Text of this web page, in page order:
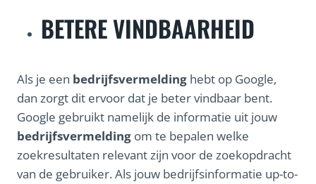
BETERE VINDBAARHEID
Als je een bedrijfsvermelding hebt op Google,
dan zorgt dit ervoor dat je beter vindbaar bent.
Google gebruikt namelijk de informatie uit jouw
bedrijfsvermelding om te bepalen welke
zoekresultaten relevant zijn voor de zoekopdracht
van de gebruiker. Als jouw bedrijfsinformatie up-to-